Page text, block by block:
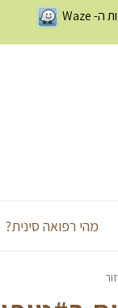
ה-Waze
מהי רפואה סינית?